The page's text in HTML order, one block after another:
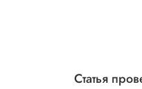
Статья